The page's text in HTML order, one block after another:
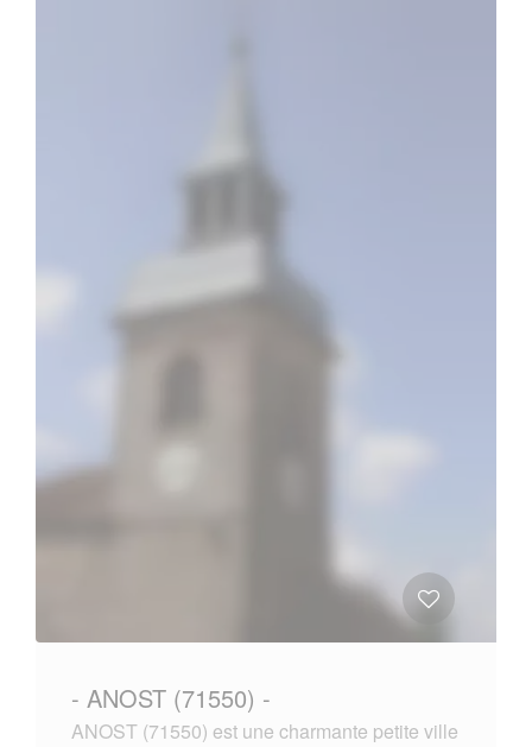
- ANOST (71550) -
ANOST (71550) est une charmante petite ville